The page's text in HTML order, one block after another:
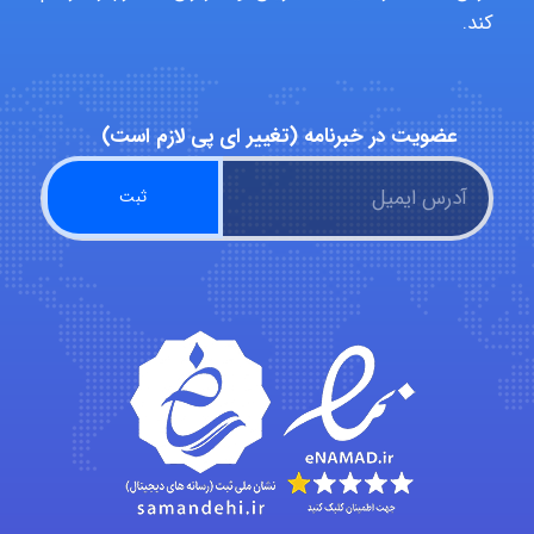
Alirez0990
hosein abdolvand
Kati
emami
کند.
عضویت در خبرنامه (تغییر ای پی لازم است)